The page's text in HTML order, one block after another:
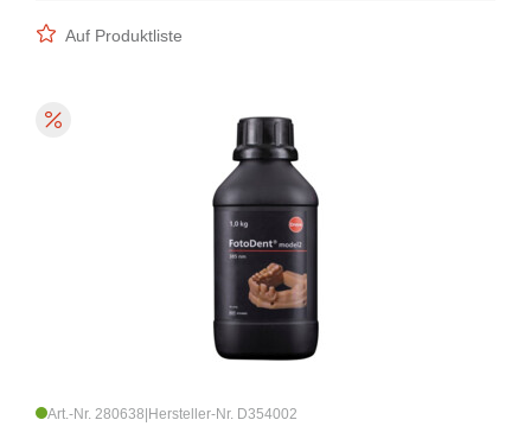
Auf Produktliste
Art.-Nr. 280638 Hersteller-Nr. D354002